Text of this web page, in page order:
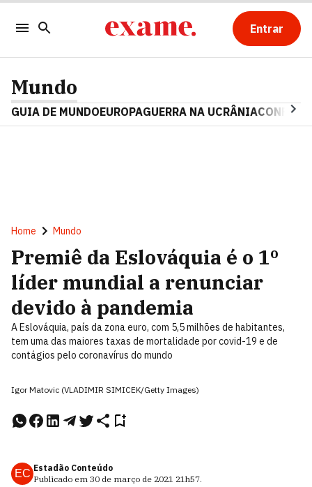
Entrar
Mundo
GUIA DE MUNDOEUROPAGUERRA NA UCRÂNIA
Home Mundo
Premiê da Eslováquia é o 1º
líder mundial a renunciar
devido à pandemia
A Eslováquia, país da zona euro, com 5,5 milhões de habitantes,
tem uma das maiores taxas de mortalidade por covid-19 e de
contágios pelo coronavírus do mundo
Igor Matovic (VLADIMIR SIMICEK/Getty Images)
EC Estadão Conteúdo
Publicado em 30 de março de 2021 21h57.